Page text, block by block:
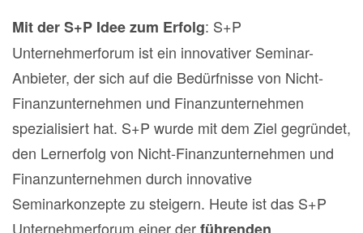
Mit der S+P Idee zum Erfolg: S+P
Unternehmerforum ist ein innovativer Seminar-
Anbieter, der sich auf die Bedürfnisse von Nicht-
Finanzunternehmen und Finanzunternehmen
spezialisiert hat. S+P wurde mit dem Ziel gegründet,
den Lernerfolg von Nicht-Finanzunternehmen und
Finanzunternehmen durch innovative
Seminarkonzepte zu steigern. Heute ist das S+P
Unternehmerforum einer derführenden